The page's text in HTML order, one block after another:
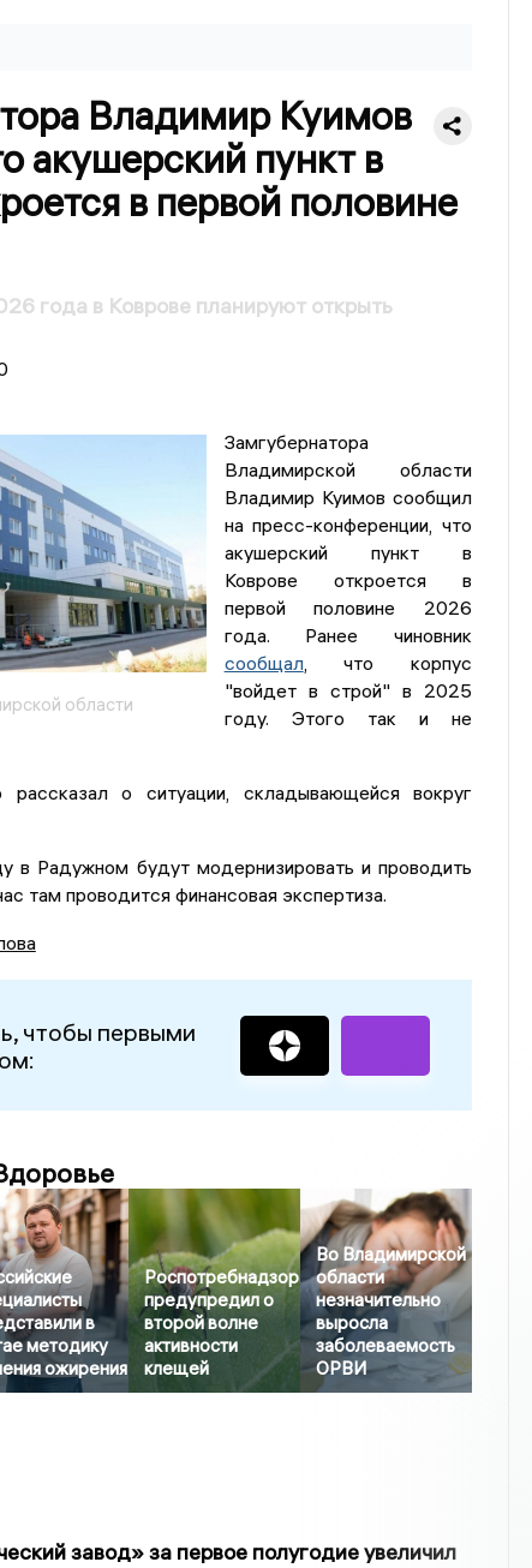
Владимир Куимов
акушерский пункт в
в первой половине
года в Коврове планируют открыть
области
Замгубернатора
Владимирской области
Владимир Куимов сообщил
на пресс-конференции, что
акушерский пункт в
Коврове откроется в
первой половине 2026
года. Ранее чиновник
сообщал, что корпус
"войдет в строй" в 2025
году. Этого так и не
рассказал о ситуации, складывающейся вокруг
в Радужном будут модернизировать и проводить
там проводится финансовая экспертиза.
чтобы первыми
в
методику
ожирения
Роспотребнадзор
предупредил о
второй волне
активности
клещей
Во Владимирской
области
незначительно
выросла
заболеваемость
ОРВИ
завод» за первое полугодие увеличил